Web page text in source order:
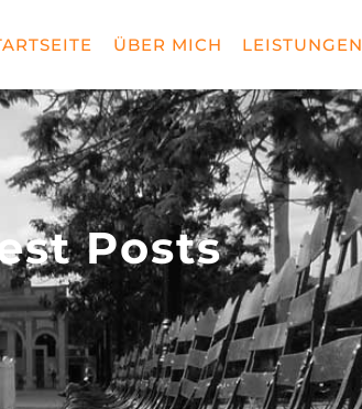
ÜBER MICH LEISTUNGEN
Posts